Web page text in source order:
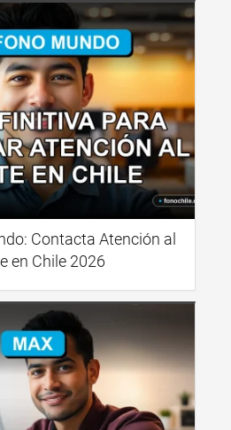
Contacta Atención al
en Chile 2026